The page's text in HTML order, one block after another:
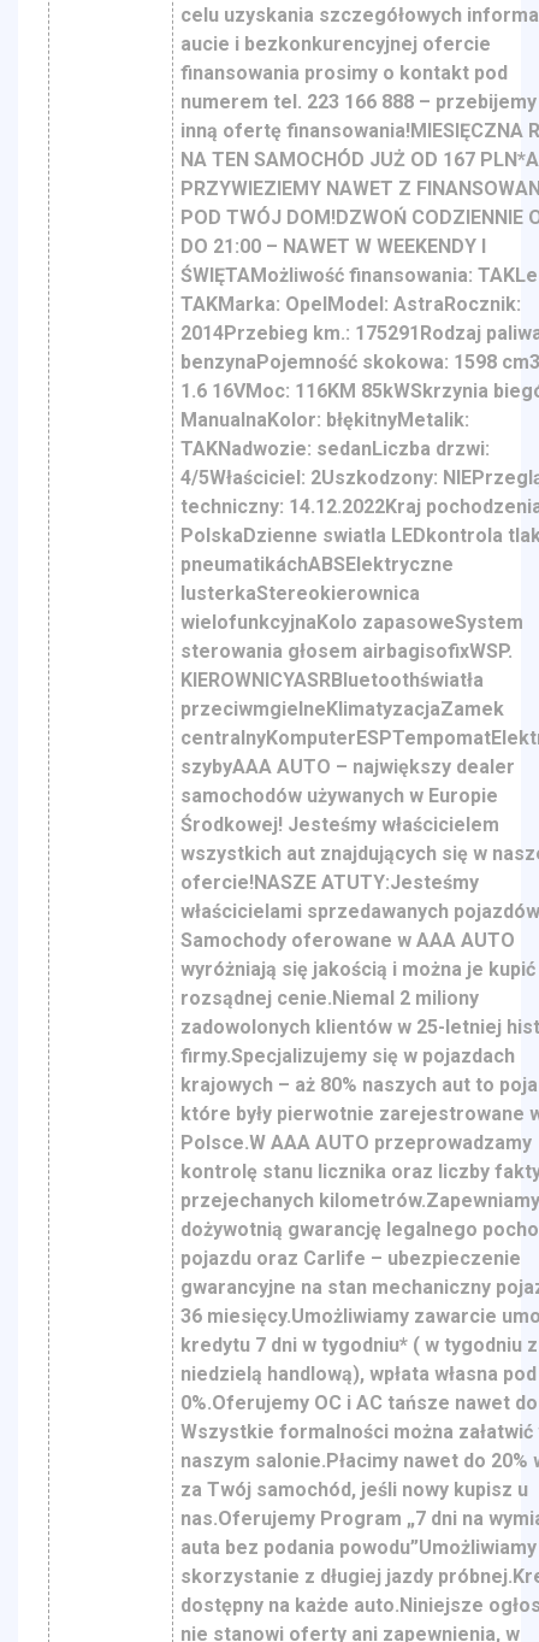
celu uzyskania szczegółowych
aucie i bezkonkurencyjnej ofercie
finansowania prosimy o kontakt pod
numerem tel. 223 166 888 –
inną ofertę finansowania!MIESIĘCZNA
NA TEN SAMOCHÓD JUŻ OD 167
PRZYWIEZIEMY NAWET Z
POD TWÓJ DOM!DZWOŃ CODZIENNIE
DO 21:00 – NAWET W WEEKENDY I
ŚWIĘTAMożliwość finansowania:
TAKMarka: OpelModel: AstraRocznik:
2014Przebieg km.: 175291Rodzaj
benzynaPojemność skokowa: 1598
1.6 16VMoc: 116KM 85kWSkrzynia
ManualnaKolor: błękitnyMetalik:
TAKNadwozie: sedanLiczba drzwi:
4/5Właściciel: 2Uszkodzony:
techniczny: 14.12.2022Kraj
PolskaDzienne swiatla LEDkontrola
pneumatikáchABSElektryczne
lusterkaStereokierownica
wielofunkcyjnaKolo zapasoweSystem
sterowania głosem airbagisofixWSP.
KIEROWNICYASRBluetoothświatła
przeciwmgielneKlimatyzacjaZamek
szybyAAA AUTO – największy dealer
samochodów używanych w Europie
Środkowej! Jesteśmy właścicielem
wszystkich aut znajdujących się w
ofercie!NASZE ATUTY:Jesteśmy
właścicielami sprzedawanych
Samochody oferowane w AAA AUTO
wyróżniają się jakością i można je kupić
rozsądnej cenie.Niemal 2 miliony
zadowolonych klientów w 25-letniej
firmy.Specjalizujemy się w pojazdach
krajowych – aż 80% naszych aut to
które były pierwotnie zarejestrowane
Polsce.W AAA AUTO przeprowadzamy
kontrolę stanu licznika oraz liczby
przejechanych
dożywotnią gwarancję legalnego
pojazdu oraz Carlife – ubezpieczenie
gwarancyjne na stan mechaniczny
36 miesięcy.Umożliwiamy zawarcie
kredytu 7 dni w tygodniu* ( w tygodniu z
niedzielą handlową), wpłata własna pod
0%.Oferujemy OC i AC tańsze nawet
Wszystkie formalności można załatwić
naszym salonie.Płacimy nawet do 20%
za Twój samochód, jeśli nowy kupisz u
nas.Oferujemy Program „7 dni na
auta bez podania powodu”Umożliwiamy
skorzystanie z długiej jazdy
dostępny na każde auto.Niniejsze
nie stanowi oferty ani zapewnienia, w